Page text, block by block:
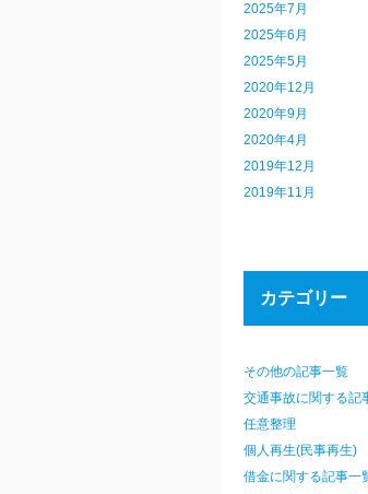
2025年7月
2025年6月
2025年5月
2020年12月
2020年9月
2020年4月
2019年12月
2019年11月
カテゴリー
その他の記事一覧
交通事故に関する記
任意整理
個人再生(民事再生)
借金に関する記事一